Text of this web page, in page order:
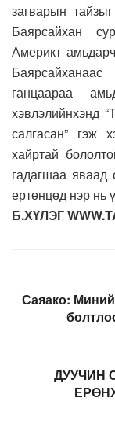
загварын
Баярсайхан
Америкт
ганцаараа
хэвлэлийнхэнд
салгасан” гэж
хайртай
гадагшаа яваад
ертөнцөд нэр нь
Б.ХҮЛЭГ
Саяако:
ДУУЧИН